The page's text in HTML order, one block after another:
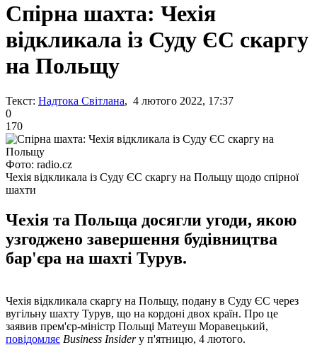
Спірна шахта: Чехія
відкликала із Суду ЄС скаргу
на Польщу
Текст: Надтока Світлана, 4 лютого 2022, 17:37
0
170
Фото: radio.cz
Чехія відкликала із Суду ЄС скаргу на Польщу щодо спірної
шахти
Чехія та Польща досягли угоди, якою
узгоджено завершення будівництва
бар'єра на шахті Турув.
Чехія відкликала скаргу на Польщу, подану в Суду ЄС через
вугільну шахту Турув, що на кордоні двох країн. Про це
заявив прем'єр-міністр Польщі Матеуш Моравецький,
повідомляє Business Insiderу п'ятницю, 4 лютого.